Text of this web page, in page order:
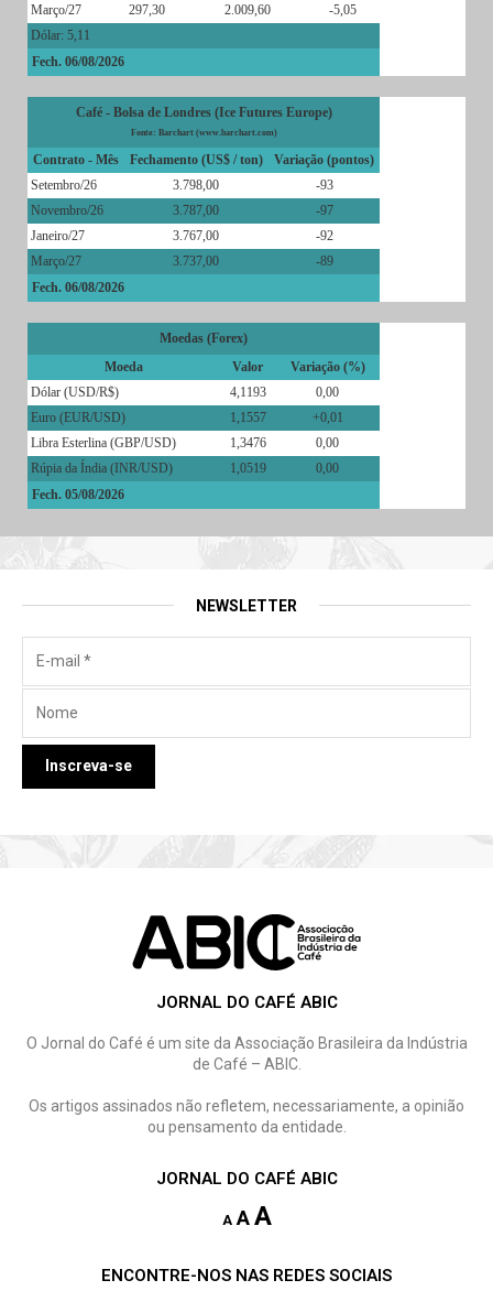
Março/27
297,30 2.009,60
-5,05
Dólar: 5,11
Fech. 06/08/2026
Café - Bolsa de Londres (Ice Futures Europe)
Fonte: Barchart (www.barchart.com)
Contrato - Mês Fechamento (US$ / ton)
Variação (pontos)
Setembro/26
3.798,00
-93
Novembro/26
3.787,00
-97
Janeiro/27
3.767,00
-92
Março/27
3.737,00
-89
Fech. 06/08/2026
Moedas (Forex)
Moeda
Valor
Variação (%)
Dólar (USD/R$)
4,1193
0,00
Euro (EUR/USD)
1,1557
+0,01
Libra Esterlina (GBP/USD)
1,3476
0,00
Rúpia da Índia (INR/USD)
1,0519
0,00
Fech. 05/08/2026
NEWSLETTER
JORNAL DO CAFÉ ABIC
O Jornal do Café é um site da Associação Brasileira da Indústria
de Café – ABIC.
Os artigos assinados não refletem, necessariamente, a opinião
ou pensamento da entidade.
JORNAL DO CAFÉ ABIC
A A A
ENCONTRE-NOS NAS REDES SOCIAIS